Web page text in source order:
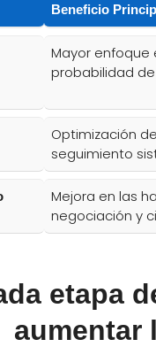
Beneficio
Mayor enfoque
probabilidad
Optimización
seguimiento
Mejora en las
negociación y
etapa
aumentar